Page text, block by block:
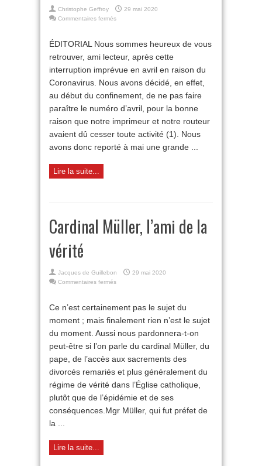
Christophe Geffroy
29 mai 2020
Commentaires fermés
:
quelles
?
ÉDITORIAL Nous sommes heureux de vous
retrouver, ami lecteur, après cette
interruption imprévue en avril en raison du
Coronavirus. Nous avons décidé, en effet,
au début du confinement, de ne pas faire
paraître le numéro d’avril, pour la bonne
raison que notre imprimeur et notre routeur
avaient dû cesser toute activité (1). Nous
avons donc reporté à mai une grande ...
Lire la suite...
Cardinal Müller, l’ami de la
vérité
Jacques de Guillebon
29 mai 2020
Commentaires fermés
l’ami
de
vérité
Ce n’est certainement pas le sujet du
moment ; mais finalement rien n’est le sujet
du moment. Aussi nous pardonnera-t-on
peut-être si l’on parle du cardinal Müller, du
pape, de l’accès aux sacrements des
divorcés remariés et plus généralement du
régime de vérité dans l’Église catholique,
plutôt que de l’épidémie et de ses
conséquences.Mgr Müller, qui fut préfet de
la ...
Lire la suite...